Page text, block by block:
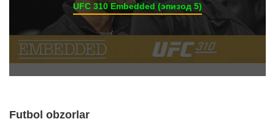
UFC 310 Embedded (эпизод 5)
Futbol obzorlar